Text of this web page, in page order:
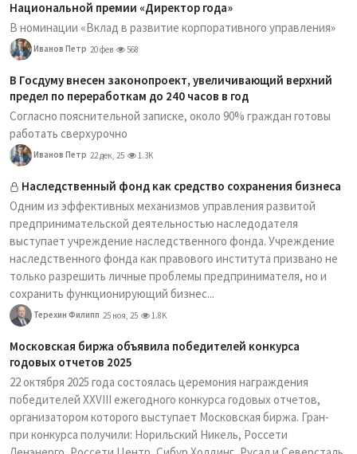
Национальной премии «Директор года»
В номинации «Вклад в развитие корпоративного управления»
Иванов Петр 20 фев 568
В Госдуму внесен законопроект, увеличивающий верхний
предел по переработкам до 240 часов в год
Согласно пояснительной записке, около 90% граждан готовы
работать сверхурочно
Иванов Петр 22 дек, 25 1.3K
Наследственный фонд как средство сохранения бизнеса
Одним из эффективных механизмов управления развитой
предпринимательской деятельностью наследодателя
выступает учреждение наследственного фонда. Учреждение
наследственного фонда как правового института призвано не
только разрешить личные проблемы предпринимателя, но и
сохранить функционирующий бизнес...
Терехин Филипп 25 ноя, 25 1.8K
Московская биржа объявила победителей конкурса
годовых отчетов 2025
22 октября 2025 года состоялась церемония награждения
победителей XXVIII ежегодного конкурса годовых отчетов,
организатором которого выступает Московская биржа. Гран-
при конкурса получили: Норильский Никель, Россети